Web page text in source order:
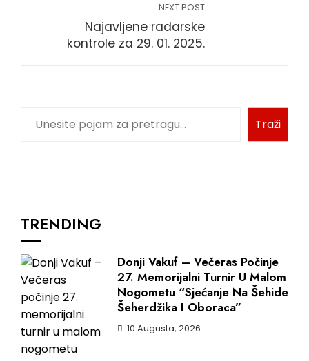
NEXT POST
Najavljene radarske
kontrole za 29. 01. 2025.
Traži
TRENDING
Donji Vakuf – Večeras Počinje
27. Memorijalni Turnir U Malom
Nogometu “Sjećanje Na Šehide
Šeherdžika I Oboraca”
10 Augusta, 2026